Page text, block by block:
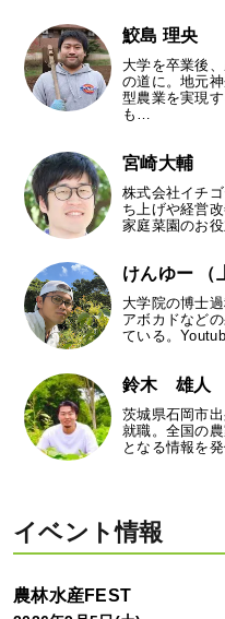
鮫島 理央
大学を卒業後
の道に。地元
型農業を実現
も…
宮崎大輔
株式会社イチ
ち上げや経営
家庭菜園のお
けんゆー （
大学院の博士
アボカドなど
ている。
鈴木 雄人
茨城県石岡市
就職。全国の
となる情報を
イベント情報
農林水産FEST